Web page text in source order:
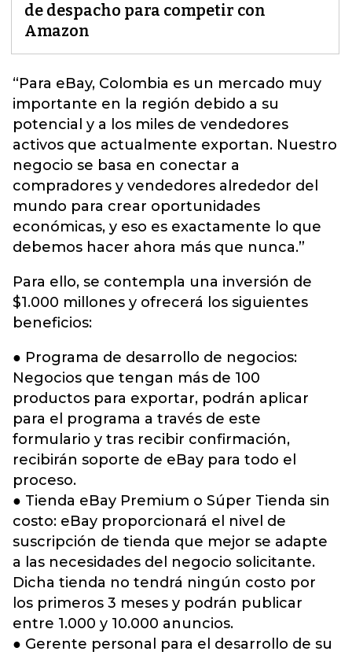
de despacho para competir con
Amazon
“Para eBay, Colombia es un mercado muy
importante en la región debido a su
potencial y a los miles de vendedores
activos que actualmente exportan. Nuestro
negocio se basa en conectar a
compradores y vendedores alrededor del
mundo para crear oportunidades
económicas, y eso es exactamente lo que
debemos hacer ahora más que nunca.”
Para ello, se contempla una inversión de
$1.000 millones y ofrecerá los siguientes
beneficios:
● Programa de desarrollo de negocios:
Negocios que tengan más de 100
productos para exportar, podrán aplicar
para el programa a través de este
formulario y tras recibir confirmación,
recibirán soporte de eBay para todo el
proceso.
● Tienda eBay Premium o Súper Tienda sin
costo: eBay proporcionará el nivel de
suscripción de tienda que mejor se adapte
a las necesidades del negocio solicitante.
Dicha tienda no tendrá ningún costo por
los primeros 3 meses y podrán publicar
entre 1.000 y 10.000 anuncios.
● Gerente personal para el desarrollo de su